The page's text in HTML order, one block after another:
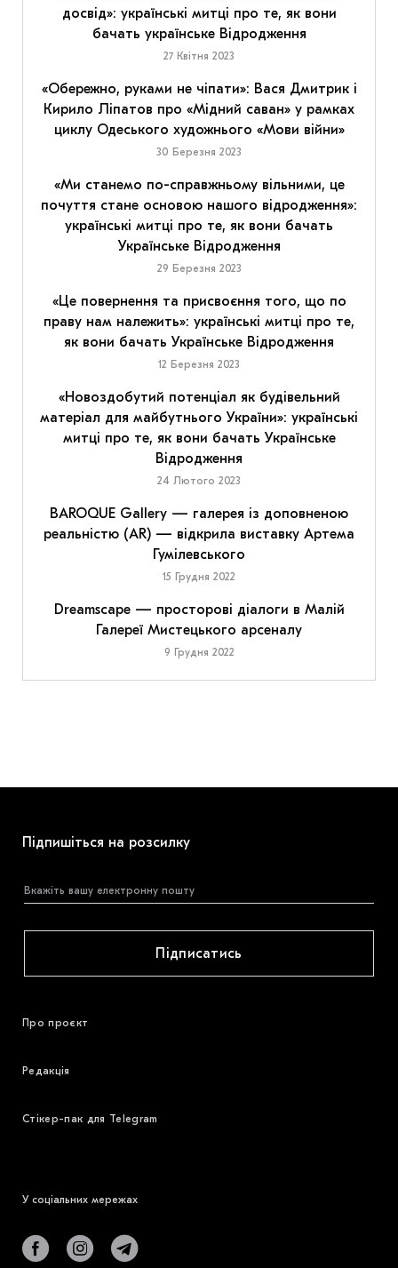
досвід»: українські митці про те, як вони
бачать українське Відродження
27 Квітня 2023
«Обережно, руками не чіпати»: Вася Дмитрик і
Кирило Ліпатов про «Мідний саван» у рамках
циклу Одеського художнього «Мови війни»
30 Березня 2023
«Ми станемо по-справжньому вільними, це
почуття стане основою нашого відродження»:
українські митці про те, як вони бачать
Українське Відродження
29 Березня 2023
«Це повернення та присвоєння того, що по
праву нам належить»: українські митці про те,
як вони бачать Українське Відродження
12 Березня 2023
«Новоздобутий потенціал як будівельний
матеріал для майбутнього України»: українські
митці про те, як вони бачать Українське
Відродження
24 Лютого 2023
BAROQUE Gallery — галерея із доповненою
реальністю (AR) — відкрила виставку Артема
Гумілевського
15 Грудня 2022
Dreamscape — просторові діалоги в Малій
Галереї Мистецького арсеналу
9 Грудня 2022
Підпишіться на розсилку
Підписатись
Про проєкт
Редакція
Стікер-пак для Telegram
У соціальних мережах